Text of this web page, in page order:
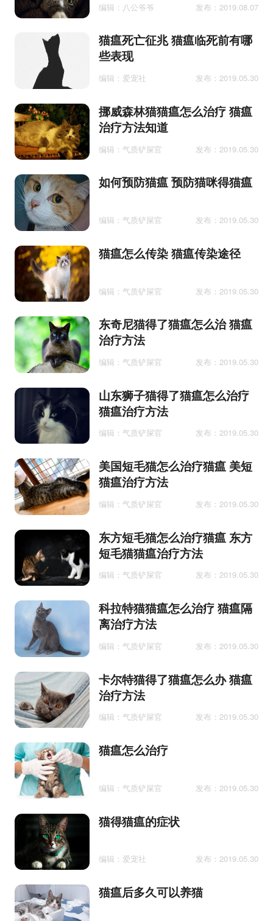
编辑：八公爷爷 发布：2019.08.07
猫瘟死亡征兆 猫瘟临死前有哪
些表现
编辑：爱宠社 发布：2019.05.30
挪威森林猫猫瘟怎么治疗 猫瘟
治疗方法知道
编辑：气质铲屎官 发布：2019.05.30
如何预防猫瘟 预防猫咪得猫瘟
编辑：气质铲屎官 发布：2019.05.30
猫瘟怎么传染 猫瘟传染途径
编辑：气质铲屎官 发布：2019.05.30
东奇尼猫得了猫瘟怎么治 猫瘟
治疗方法
编辑：气质铲屎官 发布：2019.05.30
山东狮子猫得了猫瘟怎么治疗
猫瘟治疗方法
编辑：气质铲屎官 发布：2019.05.30
美国短毛猫怎么治疗猫瘟 美短
猫瘟治疗方法
编辑：气质铲屎官 发布：2019.05.30
东方短毛猫怎么治疗猫瘟 东方
短毛猫猫瘟治疗方法
编辑：气质铲屎官 发布：2019.05.30
科拉特猫猫瘟怎么治疗 猫瘟隔
离治疗方法
编辑：气质铲屎官 发布：2019.05.30
卡尔特猫得了猫瘟怎么办 猫瘟
治疗方法
编辑：气质铲屎官 发布：2019.05.30
猫瘟怎么治疗
编辑：气质铲屎官 发布：2019.05.30
猫得猫瘟的症状
编辑：爱宠社 发布：2019.05.30
猫瘟后多久可以养猫